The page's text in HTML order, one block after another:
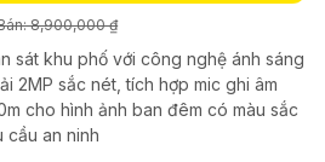
8,900,000 ₫
sát khu phố với công nghệ ánh sáng
2MP sắc nét, tích hợp mic ghi âm
cho hình ảnh ban đêm có màu sắc
cầu an ninh